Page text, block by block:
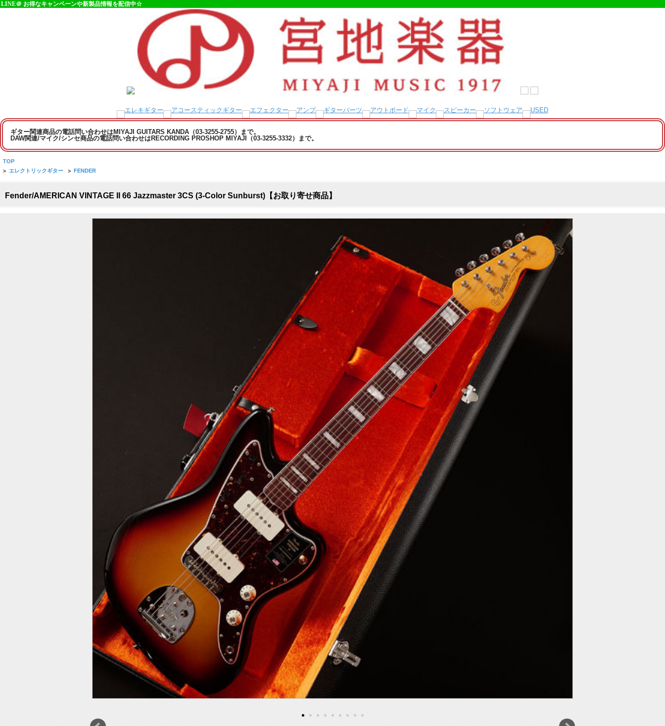
LINE＠ お得なキャンペーンや新製品情報を配信中☆
ギター関連商品の電話問い合わせはMIYAJI GUITARS KANDA（03-3255-2755）まで。
DAW関連/マイク/シンセ商品の電話問い合わせはRECORDING PROSHOP MIYAJI（03-3255-3332）まで。
TOP
> エレクトリックギター > FENDER
Fender/AMERICAN VINTAGE II 66 Jazzmaster 3CS (3-Color Sunburst)【お取り寄せ商品】